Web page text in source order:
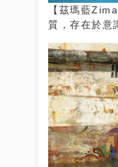
【茲瑪藍
質，存在於意